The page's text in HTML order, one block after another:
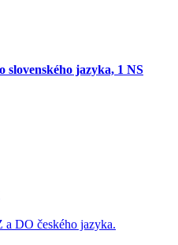
slovenského jazyka, 1 NS
a DO českého jazyka.